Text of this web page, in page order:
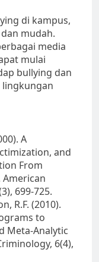
di kampus,
mudah.
media
mulai
bullying dan
A
and
From
699-725.
R.F. (2010).
to
Meta-Analytic
6(4),